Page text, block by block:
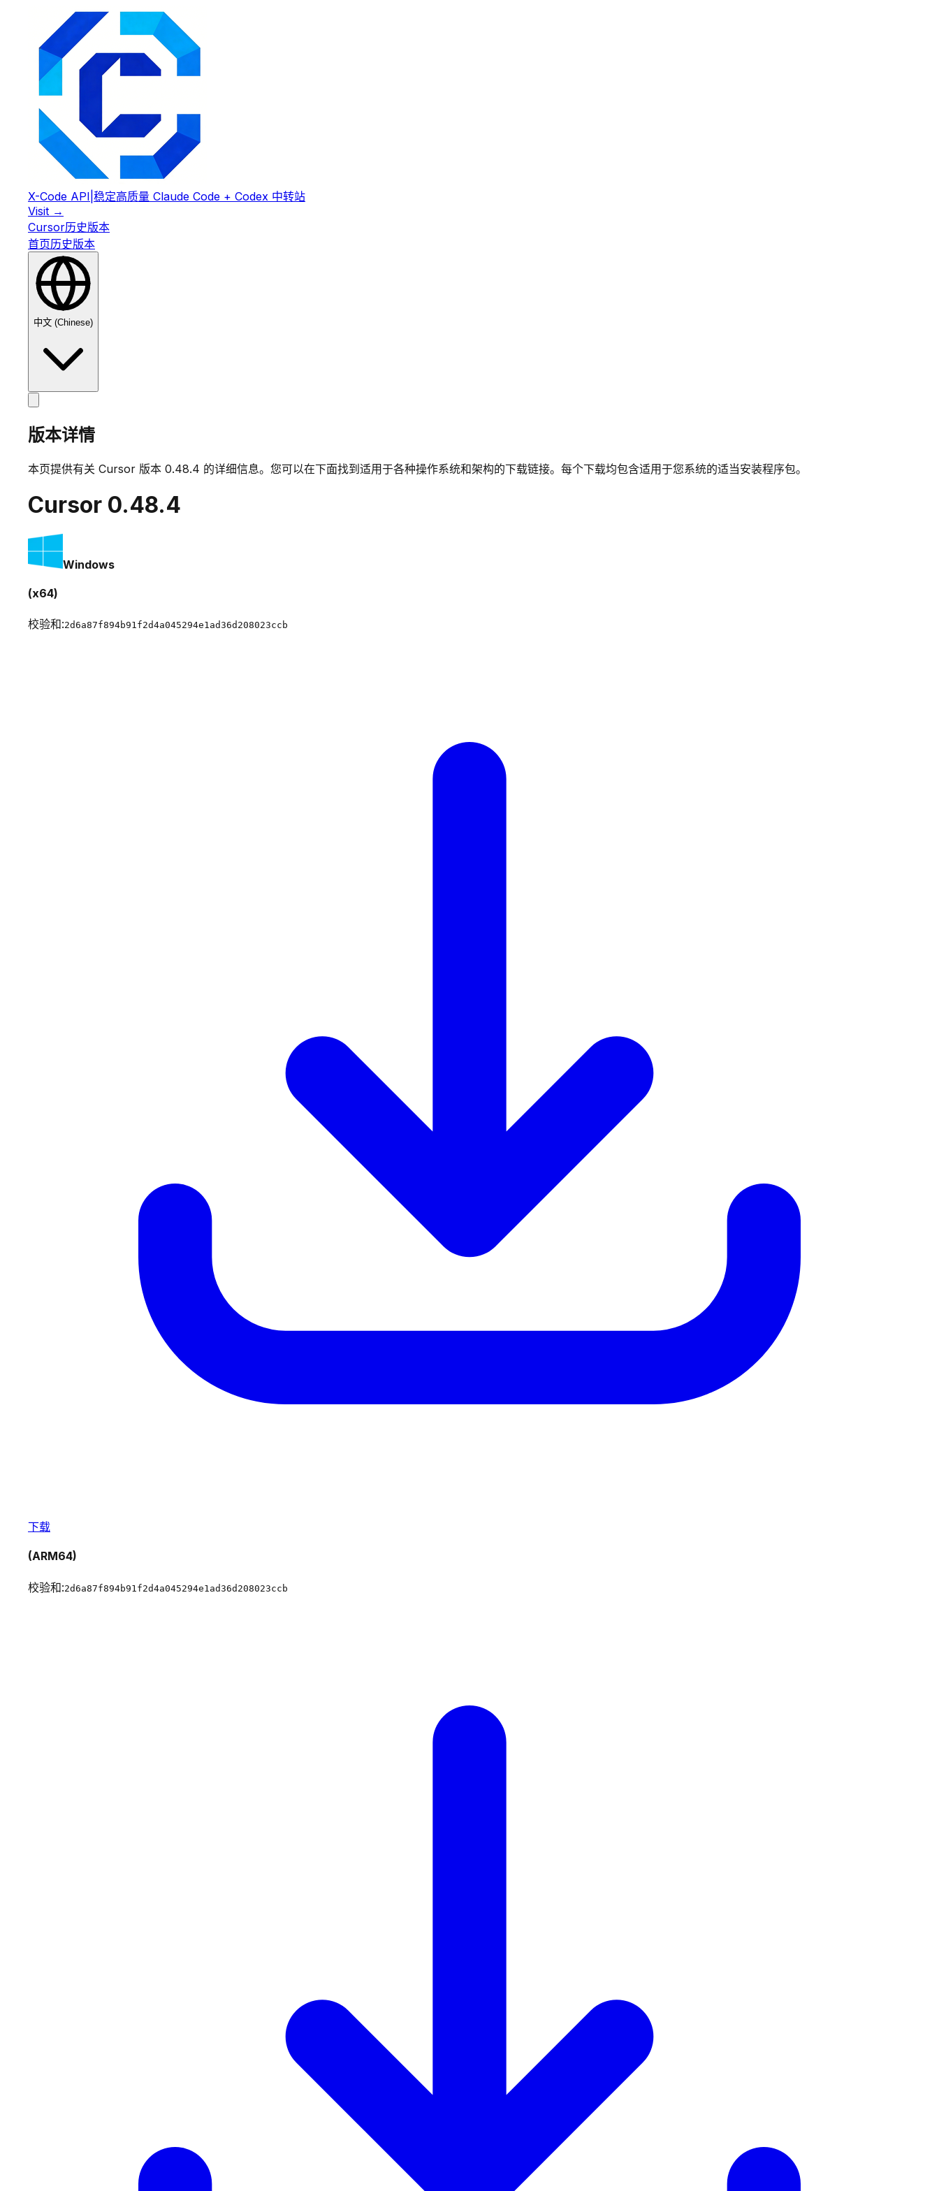
X-Code API 稳定高质量 Claude Code + Codex 中转站
Visit →
Cursor历史版本
首页历史版本
中文 (Chinese)
版本详情
本页提供有关 Cursor 版本 0.48.4 的详细信息。您可以在下面找到适用于各种操作系统和架构的下载链接。每个下载均包含适用于您系统的适当安装程序包。
Cursor 0.48.4
Windows
(x64)
校验和:2d6a87f894b91f2d4a045294e1ad36d208023ccb
下载
(ARM64)
校验和:2d6a87f894b91f2d4a045294e1ad36d208023ccb